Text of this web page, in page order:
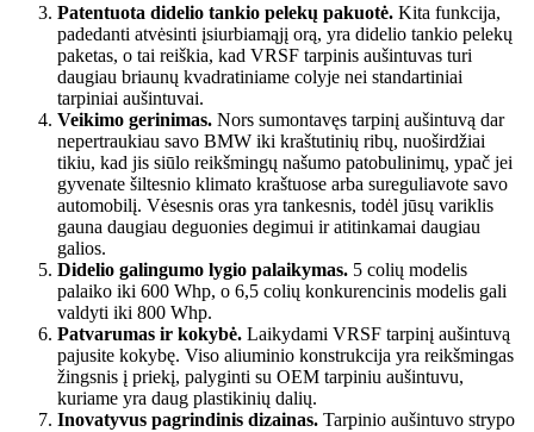
Patentuota didelio tankio pelekų pakuotė. Kita funkcija,
padedanti atvėsinti įsiurbiamąjį orą, yra didelio tankio pelekų
paketas, o tai reiškia, kad VRSF tarpinis aušintuvas turi
daugiau briaunų kvadratiniame colyje nei standartiniai
tarpiniai aušintuvai.
Veikimo gerinimas. Nors sumontavęs tarpinį aušintuvą dar
nepertraukiau savo BMW iki kraštutinių ribų, nuoširdžiai
tikiu, kad jis siūlo reikšmingų našumo patobulinimų, ypač jei
gyvenate šiltesnio klimato kraštuose arba sureguliavote savo
automobilį. Vėsesnis oras yra tankesnis, todėl jūsų variklis
gauna daugiau deguonies degimui ir atitinkamai daugiau
galios.
Didelio galingumo lygio palaikymas. 5 colių modelis
palaiko iki 600 Whp, o 6,5 colių konkurencinis modelis gali
valdyti iki 800 Whp.
Patvarumas ir kokybė. Laikydami VRSF tarpinį aušintuvą
pajusite kokybę. Viso aliuminio konstrukcija yra reikšmingas
žingsnis į priekį, palyginti su OEM tarpiniu aušintuvu,
kuriame yra daug plastikinių dalių.
Inovatyvus pagrindinis dizainas. Tarpinio aušintuvo strypo